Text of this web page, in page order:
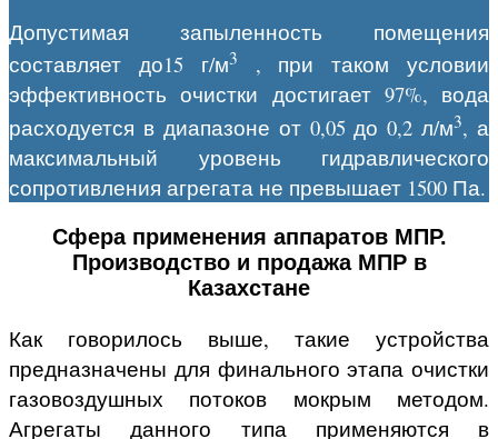
Допустимая запыленность помещения
составляет до15 г/м3
, при таком условии
эффективность очистки достигает 97%, вода
расходуется в диапазоне от 0,05 до 0,2 л/м3, а
максимальный уровень гидравлического
сопротивления агрегата не превышает 1500 Па.
Сфера применения аппаратов МПР.
Производство и продажа МПР в
Казахстане
Как говорилось выше, такие устройства
предназначены для финального этапа очистки
газовоздушных потоков мокрым методом.
Агрегаты данного типа применяются в